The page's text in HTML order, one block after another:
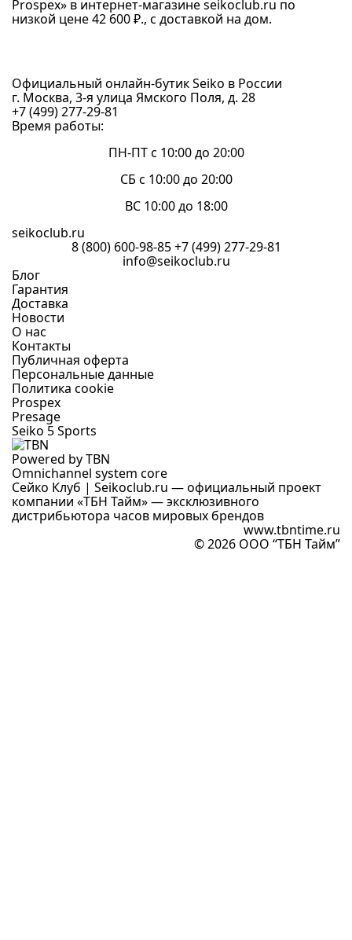
Prospex» в интернет-магазине seikoclub.ru по
низкой цене 42 600 ₽., с доставкой на дом.
Официальный онлайн-бутик Seiko в России
г. Москва, 3-я улица Ямского Поля, д. 28
+7 (499) 277-29-81
Время работы:
ПН-ПТ с 10:00 до 20:00
СБ с 10:00 до 20:00
ВС 10:00 до 18:00
seikoclub.ru
8 (800) 600-98-85 +7 (499) 277-29-81
info@seikoclub.ru
Блог
Гарантия
Доставка
Новости
О нас
Контакты
Публичная оферта
Персональные данные
Политика cookie
Prospex
Presage
Seiko 5 Sports
Powered by TBN
Omnichannel system core
Сейко Клуб | Seikoclub.ru — официальный проект
компании «ТБН Тайм» — эксклюзивного
дистрибьютора часов мировых брендов
www.tbntime.ru
© 2026 ООО “ТБН Тайм”